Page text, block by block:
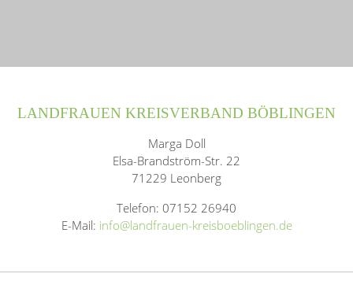
LANDFRAUEN KREISVERBAND BÖBLINGEN
Marga Doll
Elsa-Brandström-Str. 22
71229 Leonberg
Telefon: 07152 26940
E-Mail: info@landfrauen-kreisboeblingen.de